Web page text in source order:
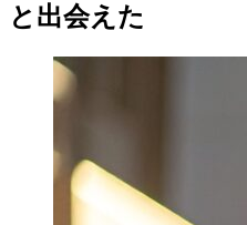
と出会えた